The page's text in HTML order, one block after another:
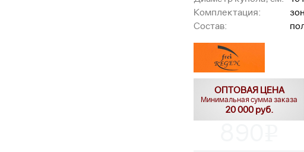
Комплектация:
Состав:
ОПТОВАЯ ЦЕНА
Минимальная сумма заказа
20 000 руб.